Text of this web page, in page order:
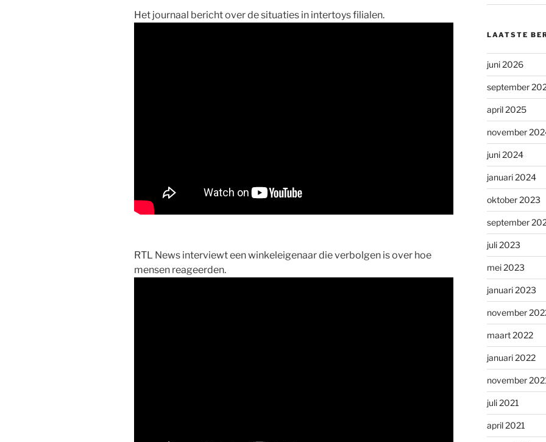
Het journaal bericht over de situaties in intertoys filialen.
RTL News interviewt een winkeleigenaar die verbolgen is over hoe
mensen reageerden.
LAATSTE
juni 2026
september
april 2025
november
juni 2024
januari 2024
oktober 2023
september
juli 2023
mei 2023
januari 2023
november
maart 2022
januari 2022
november
juli 2021
april 2021